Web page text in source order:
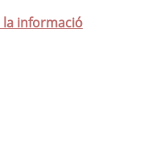
la informació